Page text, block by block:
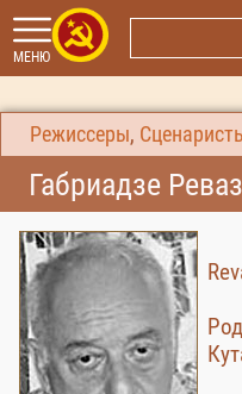
МЕНЮ
Режиссеры,
Габриадзе